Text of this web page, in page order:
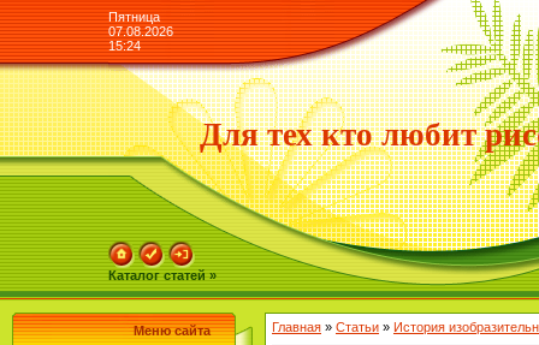
Пятница
07.08.2026
15:24
Для тех кто любит
Каталог статей »
Меню сайта Главная » Статьи » История